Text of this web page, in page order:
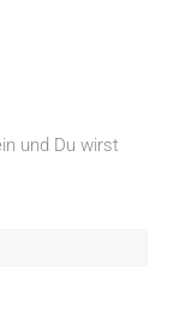
und Du wirst